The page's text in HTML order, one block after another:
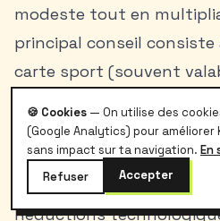
modeste tout en
principal conseil
carte sport (souvent
très demandés
collectifs), fréquemment
septembre.
Réductions
🍪 Cookies — On utilise des
(Google Analytics) pour
sans impact sur ta navigation. En
Refuser
Accepter